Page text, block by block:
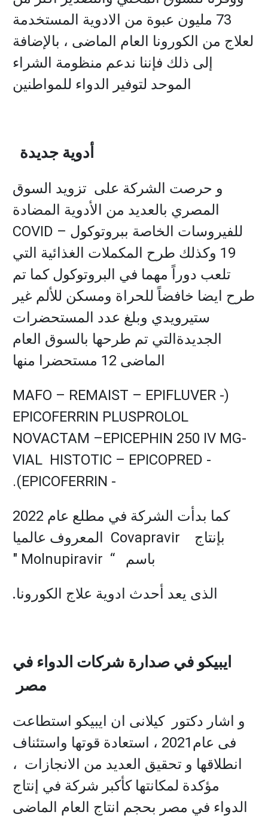
73 مليون عبوة من الادوية المستخدمة
لعلاج من الكورونا العام الماضى ، بالإضافة
إلى ذلك فإننا ندعم منظومة الشراء
الموحد لتوفير الدواء للمواطنين
أدوية جديدة
و حرصت الشركة على تزويد السوق
المصري بالعديد من الأدوية المضادة
للفيروسات الخاصة ببروتوكول COVID –
19 وكذلك طرح المكملات الغذائية التي
تلعب دوراً مهما في البروتوكول كما تم
طرح ايضا خافضاً للحراة ومسكن للألم غير
ستيرويدي وبلغ عدد المستحضرات
الجديدةالتي تم طرحها بالسوق العام
الماضى 12 مستحضرا منها
(
MAFO – REMAIST – EPIFLUVER -
PROLOL
EPICOFERRIN PLUS
-
NOVACTAM –EPICEPHIN 250 IV MG
VIAL HISTOTIC – EPICOPRED -
-
EPICOFERRIN
).
كما بدأت الشركة في مطلع عام 2022
بإنتاج
Covapravir
المعروف عالميا
باسم
" Molnupiravir “
الذى يعد أحدث ادوية علاج الكورونا.
ايبيكو في صدارة شركات الدواء في
مصر
و اشار دكتور كيلانى ان ايبيكو استطاعت
فى عام2021 ، استعادة قوتها واستئناف
انطلاقها و تحقيق العديد من الانجازات ،
مؤكدة لمكانتها كأكبر شركة في إنتاج
الدواء في مصر بحجم انتاج العام الماضى